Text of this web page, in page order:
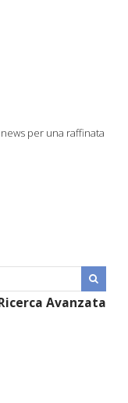
per una raffinata
Avanzata